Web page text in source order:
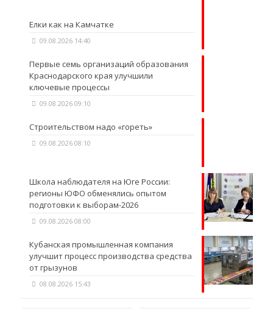
Елки как на Камчатке
09.08.2026 14:40
Первые семь организаций образования
Краснодарского края улучшили
ключевые процессы
09.08.2026 09:10
Строительством надо «гореть»
09.08.2026 08:10
Школа наблюдателя на Юге России:
регионы ЮФО обменялись опытом
подготовки к выборам-2026
09.08.2026 08:00
Кубанская промышленная компания
улучшит процесс производства средства
от грызунов
08.08.2026 15:43